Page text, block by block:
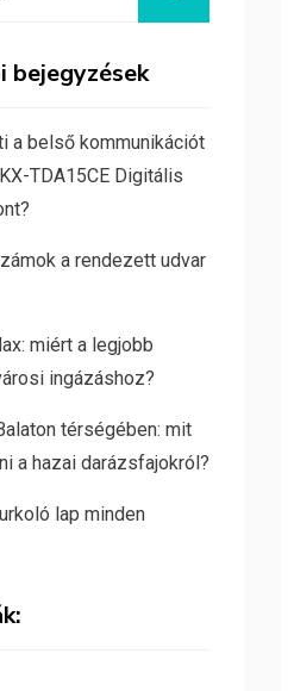
bejegyzések
a belső kommunikációt
TDA15CE Digitális
a rendezett udvar
miért a legjobb
ingázáshoz?
térségében: mit
a hazai darázsfajokról?
lap minden